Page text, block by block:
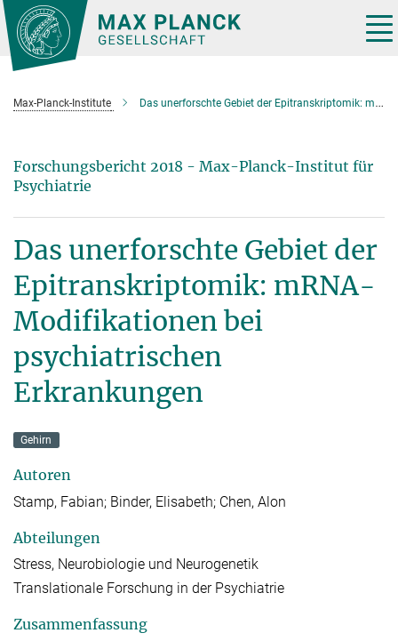
Hauptinhalt
Max-Planck-Institute Das unerforschte Gebiet der Epitranskriptomik: mRNA-Modifikationen bei psychiatrischen Erkrankungen
Forschungsbericht 2018 - Max-Planck-Institut für
Psychiatrie
Das unerforschte Gebiet der
Epitranskriptomik: mRNA-
Modifikationen bei
psychiatrischen
Erkrankungen
Gehirn
Autoren
Stamp, Fabian; Binder, Elisabeth; Chen, Alon
Abteilungen
Stress, Neurobiologie und Neurogenetik
Translationale Forschung in der Psychiatrie
Zusammenfassung